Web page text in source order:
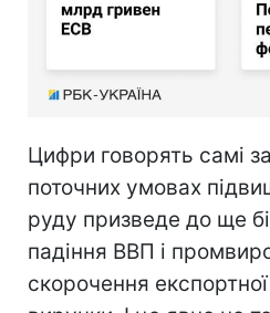
Цифри говорять самі
поточних умовах
руду призведе до ще
падіння ВВП і
скорочення